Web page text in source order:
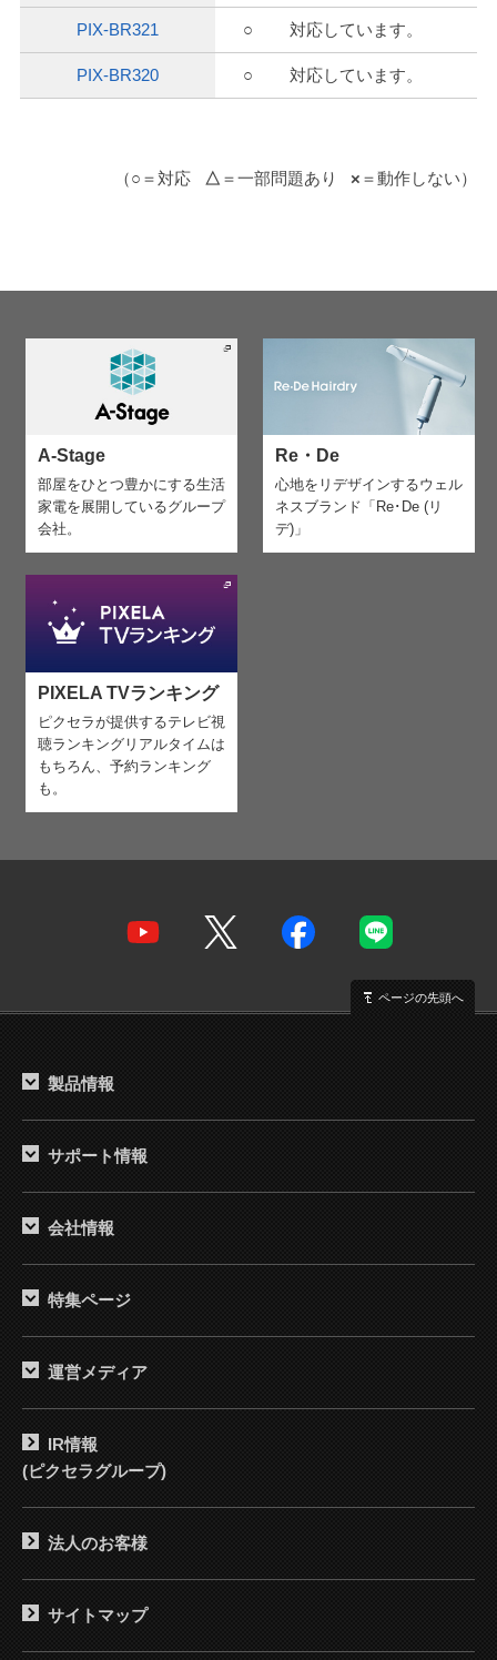
PIX-BR321 ○ 対応しています。
PIX-BR320 ○ 対応しています。
（○ ＝対応 △ ＝一部問題あり × ＝動作しない）
A-Stage
部屋をひとつ豊かにする生活
家電を展開しているグループ
会社。
Re・De
心地をリデザインするウェル
ネスブランド「Re･De (リ
デ)」
PIXELA TVランキング
ピクセラが提供するテレビ視
聴ランキング リアルタイムは
もちろん、予約ランキング
も。
ページの先頭へ
製品情報
サポート情報
会社情報
特集ページ
運営メディア
IR情報
(ピクセラグループ)
法人のお客様
サイトマップ